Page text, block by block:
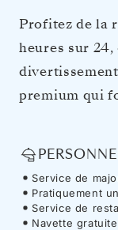
Profitez de la
heures sur
premium qui
Service de
Pratiquement
Service de
Navette